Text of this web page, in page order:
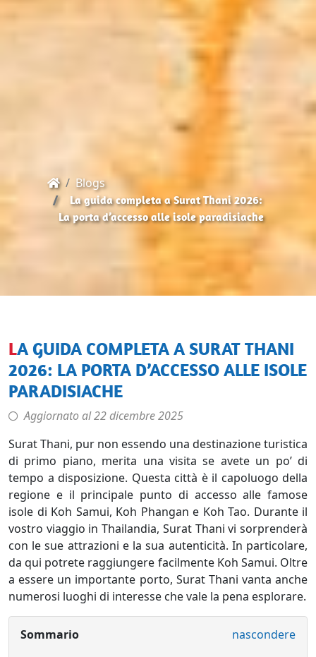
Blogs
La guida completa a Surat Thani 2026:
La porta d’accesso alle isole paradisiache
LA GUIDA COMPLETA A SURAT THANI
2026: LA PORTA D’ACCESSO ALLE ISOLE
PARADISIACHE
Aggiornato al22 dicembre 2025
Surat Thani, pur non essendo una destinazione turistica
di primo piano, merita una visita se avete un po’ di
tempo a disposizione. Questa città è il capoluogo della
regione e il principale punto di accesso alle famose
isole di Koh Samui, Koh Phangan e Koh Tao. Durante il
vostro viaggio in Thailandia, Surat Thani vi sorprenderà
con le sue attrazioni e la sua autenticità. In particolare,
da qui potrete raggiungere facilmente Koh Samui. Oltre
a essere un importante porto, Surat Thani vanta anche
numerosi luoghi di interesse che vale la pena esplorare.
Sommario nascondere